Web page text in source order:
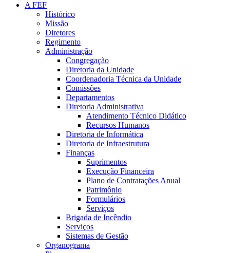
A FEF
Histórico
Missão
Diretores
Regimento
Administração
Congregação
Diretoria da Unidade
Coordenadoria Técnica da Unidade
Comissões
Departamentos
Diretoria Administrativa
Atendimento Técnico Didático
Recursos Humanos
Diretoria de Informática
Diretoria de Infraestrutura
Finanças
Suprimentos
Execução Financeira
Plano de Contratações Anual
Patrimônio
Formulários
Serviços
Brigada de Incêndio
Serviços
Sistemas de Gestão
Organograma